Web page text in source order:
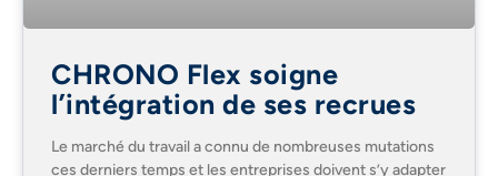
CHRONO Flex soigne
l’intégration de ses recrues
Le marché du travail a connu de nombreuses mutations
ces derniers temps et les entreprises doivent s’y adapter